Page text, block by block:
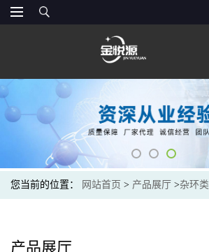
您当前的位置： 网站首页 > 产品展厅 >杂环类
产品展厅